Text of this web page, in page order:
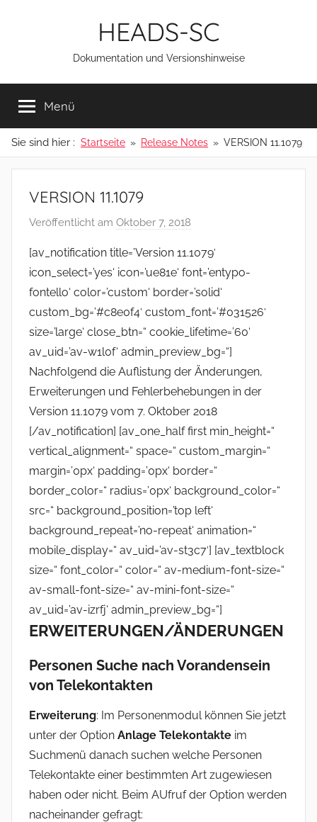
HEADS-SC
Dokumentation und Versionshinweise
Menü
Sie sind hier : Startseite Release Notes VERSION 11.1079
VERSION 11.1079
Veröffentlicht am Oktober 7, 2018
n
a
d
m
i
n
[av_notification title=’Version 11.1079′
icon_select=’yes‘ icon=’ue81e‘ font=’entypo-
fontello‘ color=’custom‘ border=’solid‘
custom_bg=’#c8e0f4′ custom_font=’#031526′
size=’large‘ close_btn=“ cookie_lifetime=’60‘
av_uid=’av-w1l0f‘ admin_preview_bg=“]
Nachfolgend die Auflistung der Änderungen,
Erweiterungen und Fehlerbehebungen in der
Version 11.1079 vom 7. Oktober 2018
[/av_notification] [av_one_half first min_height=“
vertical_alignment=“ space=“ custom_margin=“
margin=’0px‘ padding=’0px‘ border=“
border_color=“ radius=’0px‘ background_color=“
src=“ background_position=’top left‘
background_repeat=’no-repeat‘ animation=“
mobile_display=“ av_uid=’av-st3c7′] [av_textblock
size=“ font_color=“ color=“ av-medium-font-size=“
av-small-font-size=“ av-mini-font-size=“
av_uid=’av-izrfj‘ admin_preview_bg=“]
ERWEITERUNGEN/ÄNDERUNGEN
Personen Suche nach Vorandensein
von Telekontakten
Erweiterung: Im Personenmodul können Sie jetzt
unter der Option Anlage Telekontakte im
Suchmenü danach suchen welche Personen
Telekontakte einer bestimmten Art zugewiesen
haben oder nicht. Beim AUfruf der Option werden
nacheinander gefragt: